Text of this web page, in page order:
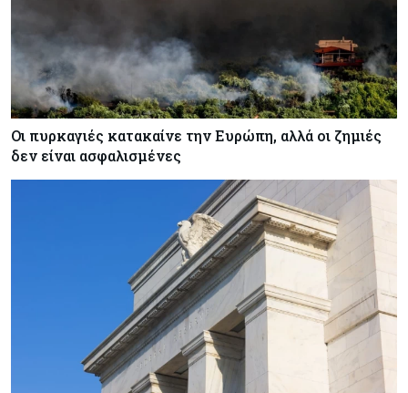
Οι πυρκαγιές κατακαίνε την Ευρώπη, αλλά οι ζημιές
δεν είναι ασφαλισμένες